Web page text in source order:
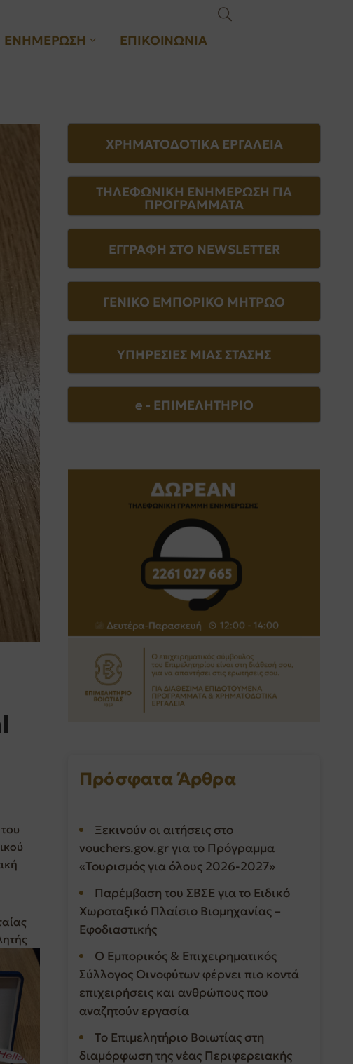
ΕΝΗΜΕΡΩΣΗ ΕΠΙΚΟΙΝΩΝΙΑ
ΧΡΗΜΑΤΟΔΟΤΙΚΑ ΕΡΓΑΛΕΙΑ
ΤΗΛΕΦΩΝΙΚΗ ΕΝΗΜΕΡΩΣΗ ΓΙΑ
ΠΡΟΓΡΑΜΜΑΤΑ
ΕΓΓΡΑΦΗ ΣΤΟ NEWSLETTER
ΓΕΝΙΚΟ ΕΜΠΟΡΙΚΟ ΜΗΤΡΩΟ
ΥΠΗΡΕΣΙΕΣ ΜΙΑΣ ΣΤΑΣΗΣ
e - EΠΙΜΕΛΗΤΗΡΙΟ
Πρόσφατα Άρθρα
Ξεκινούν οι αιτήσεις στο
vouchers.gov.gr για το Πρόγραμμα
«Τουρισμός για όλους 2026-2027»
Παρέμβαση του ΣΒΣΕ για το Ειδικό
Χωροταξικό Πλαίσιο Βιομηχανίας –
Εφοδιαστικής
Ο Εμπορικός & Επιχειρηματικός
Σύλλογος Οινοφύτων φέρνει πιο κοντά
επιχειρήσεις και ανθρώπους που
αναζητούν εργασία
Το Επιμελητήριο Βοιωτίας στη
διαμόρφωση της νέας Περιφερειακής